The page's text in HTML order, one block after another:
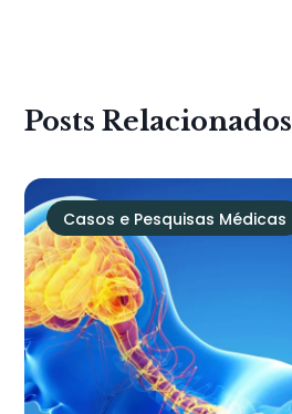
Posts Relacionados
Casos e Pesquisas Médicas